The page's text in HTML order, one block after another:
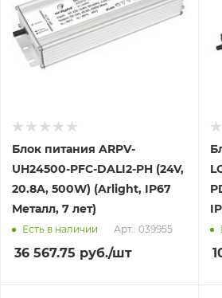
Блок питания ARPV-
UH24500-PFC-DALI2-PH (24V,
20.8A, 500W) (Arlight, IP67
Металл, 7 лет)
Есть в наличии Арт.: 039955
36 567.75 руб./шт